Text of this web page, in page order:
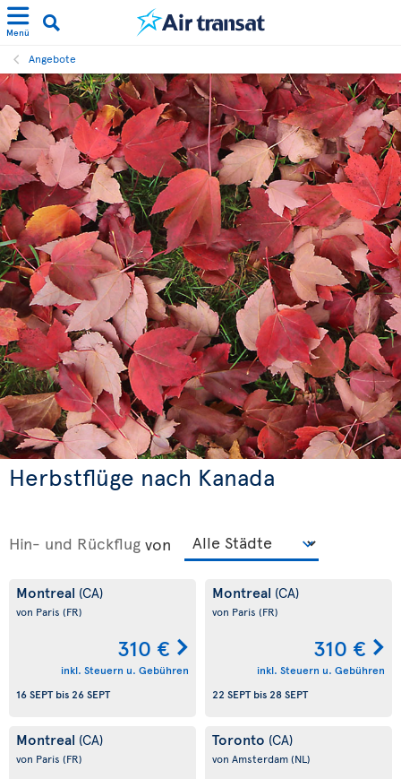
Menü
Angebote
Herbstflüge nach Kanada
Hin- und Rückflug von
Montreal (CA)
von Paris (FR)
310 €
inkl. Steuern u. Gebühren
16 SEPTbis26 SEPT
Montreal (CA)
von Paris (FR)
310 €
inkl. Steuern u. Gebühren
22 SEPTbis28 SEPT
Montreal (CA)
von Paris (FR)
Toronto (CA)
von Amsterdam(NL)